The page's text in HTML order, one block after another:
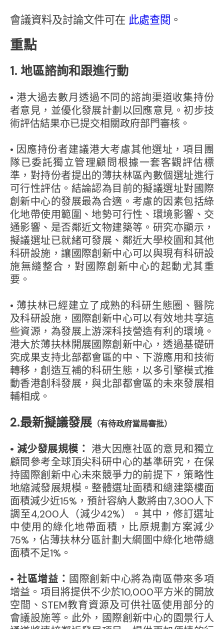
會議資料及討論文件可在 此處查閱 。
重點
1. 地區諮詢和跟進行動
• 港大過去數月透過不同的諮詢渠道收集持份
者意見，並優化發展計劃以回應意見。初步技
術評估結果亦已提交相關政府部門審核。
• 因應持份者建議港大考慮其他選址，項目團
隊已委託獨立管理顧問根據一套客觀評估標
準，對持份者提出的薄扶林區內數個選址進行
可行性評估。結論認為目前的擬議選址對國際
創新中心的發展最為合適。考慮的因素包括綠
化地帶使用範圍、地勢可行性、環境影響、交
通影響、是否鄰近文物建築等。研究亦顯示，
擬議選址已就緒可發展、鄰近大學校園和其他
科研設施，讓國際創新中心可以與現有科研設
施無縫整合，對國際創新中心的起動尤其重
要。
• 薄扶林已經建立了成熟的科研生態圈、醫院
及科研設施，國際創新中心可以有效地共享這
些資源，為發展上游深科技營造有利的環境。
港大於薄扶林開展國際創新中心，透過基礎研
究成果支持北部都會區的中、下游應用和技術
轉移，創造互補的科研生態，以多引擎模式推
動香港創科發展，與北部都會區的未來發展相
輔相成。
2.最新擬議發展 （有待政府當局審批）
• 減少發展規模： 港大因應社區的意見和獨立
顧問參考全球頂尖科研中心的基準研究，在保
持國際創新中心未來競爭力的前提下，策略性
地縮減發展規模。整體選址面積和總建築樓面
面積減少近15%，預計容納人數將由7,300人下
調至4,200人（減少42%）。其中，修訂選址
中使用的綠化地帶面積，比原規劃方案減少
75%，佔薄扶林分區計劃大綱圖中綠化地帶總
面積不足1%。
• 社區增益： 國際創新中心將為南區帶來多項
增益。項目將提供不少於10,000平方米的開放
空間、STEM教育資源及可供社區使用部分的
會議設施等。此外，國際創新中心的園景行人